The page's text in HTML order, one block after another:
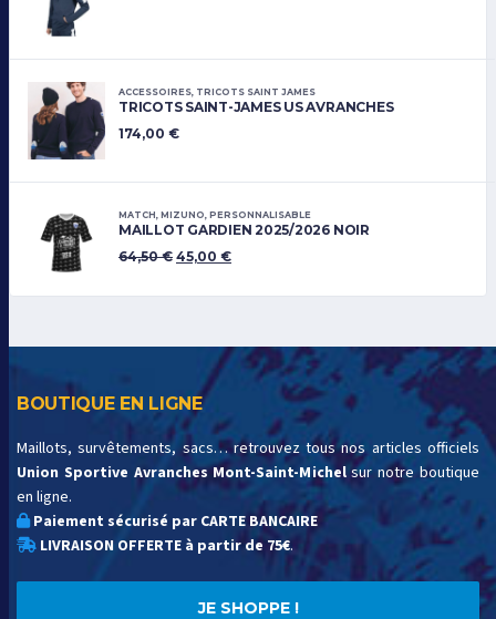
ACCESSOIRES TRICOTS SAINT JAMES
TRICOTS SAINT-JAMES US AVRANCHES
174,00 €
MATCH MIZUNO PERSONNALISABLE
MAILLOT GARDIEN 2025/2026 NOIR
64,50€ 45,00 €
BOUTIQUE EN LIGNE
Maillots, survêtements, sacs… retrouvez tous nos articles officiels
Union Sportive Avranches Mont-Saint-Michelsur notre boutique
en ligne.
Paiement sécurisé par CARTE BANCAIRE
LIVRAISON OFFERTE à partir de 75€.
JE SHOPPE !